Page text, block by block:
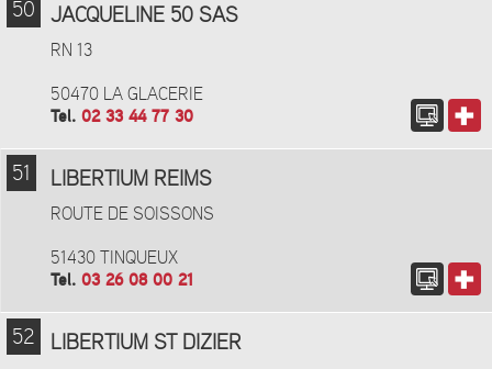
50 JACQUELINE 50 SAS
RN 13
50470 LA GLACERIE
Tel. 02 33 44 77 30
51 LIBERTIUM REIMS
ROUTE DE SOISSONS
51430 TINQUEUX
Tel. 03 26 08 00 21
52 LIBERTIUM ST DIZIER